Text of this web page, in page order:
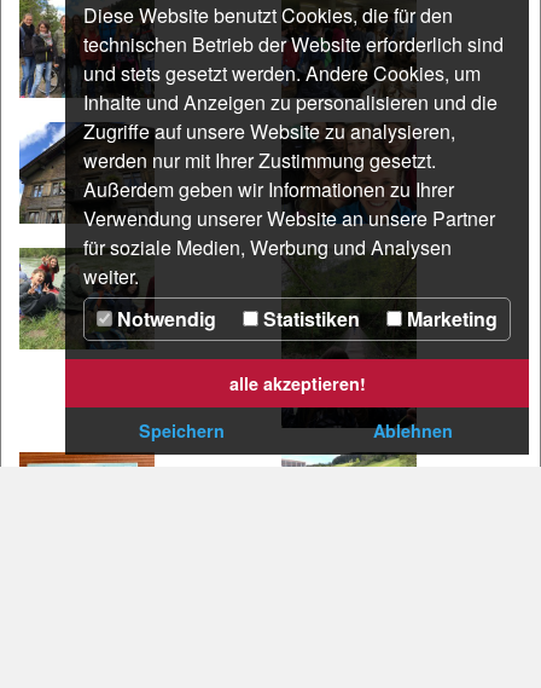
Diese Website benutzt Cookies, die für den
technischen Betrieb der Website erforderlich sind
und stets gesetzt werden. Andere Cookies, um
Inhalte und Anzeigen zu personalisieren und die
Zugriffe auf unsere Website zu analysieren,
werden nur mit Ihrer Zustimmung gesetzt.
Außerdem geben wir Informationen zu Ihrer
Verwendung unserer Website an unsere Partner
für soziale Medien, Werbung und Analysen
weiter.
Notwendig
Statistiken Marketing
alle akzeptieren!
Speichern
Ablehnen